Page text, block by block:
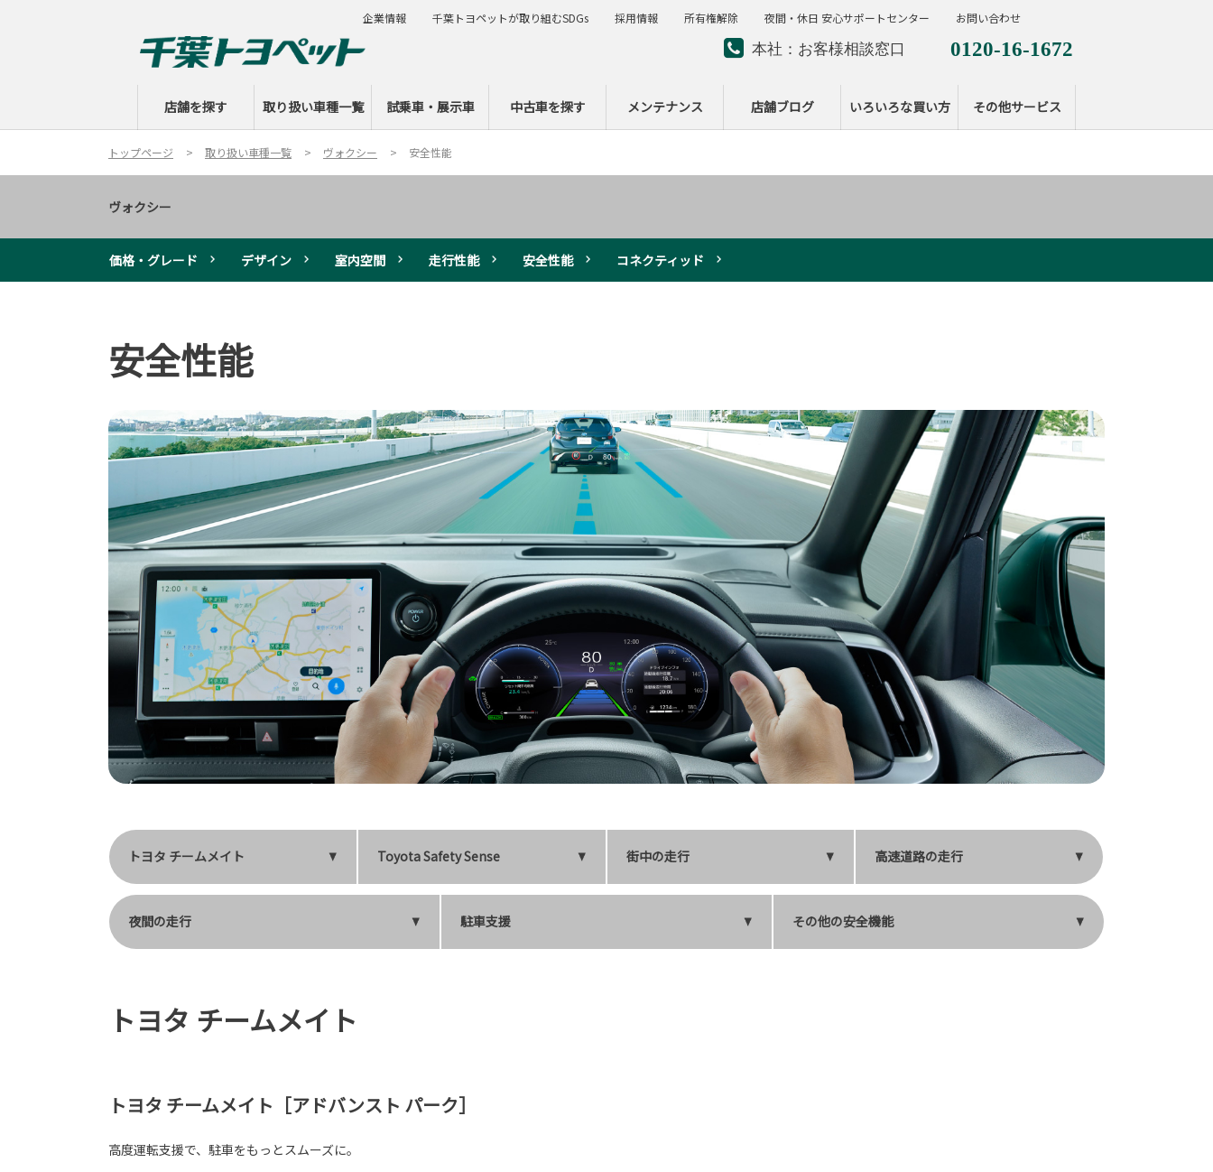
本社：お客様相談窓口 0120-16-1672
ー
店舗を探す 取り扱い車種一覧 試乗車・展示車 中古車を探す メンテナンス 店舗ブログ いろいろな買い方 その他サービス
企業情報 千葉トヨペットが取り組むSDGs 採用情報 所有権解除 夜間・休日 安心サポートセンター お問い合わせ
トップページ 取り扱い車種一覧 ヴォクシー 安全性能
ヴォクシー
価格・グレード デザイン 室内空間 走行性能 安全性能 コネクティッド
安全性能
トヨタ チームメイト Toyota Safety Sense 街中の走行 高速道路の走行
夜間の走行 駐車支援 その他の安全機能
トヨタ チームメイト
トヨタ チームメイト［アドバンスト パーク］
高度運転支援で、駐車をもっとスムーズに。